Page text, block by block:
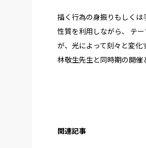
描く行為の身振りもしく
性質を利用しながら、 テ
が、光によって刻々と変
林敬生先生と同時期の開催
関連記事